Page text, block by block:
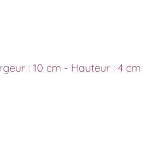
: 10 cm - Hauteur : 4 cm